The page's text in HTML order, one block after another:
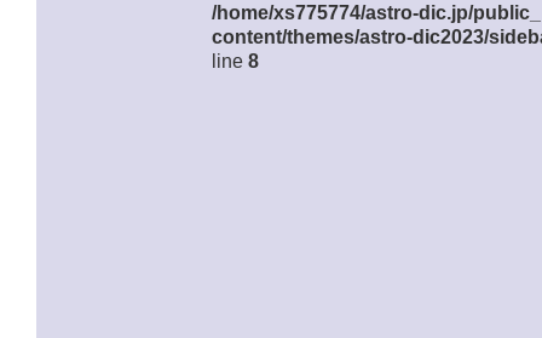
/home/xs775774/astro-dic.jp/
content/themes/astro-dic2023/
line 8